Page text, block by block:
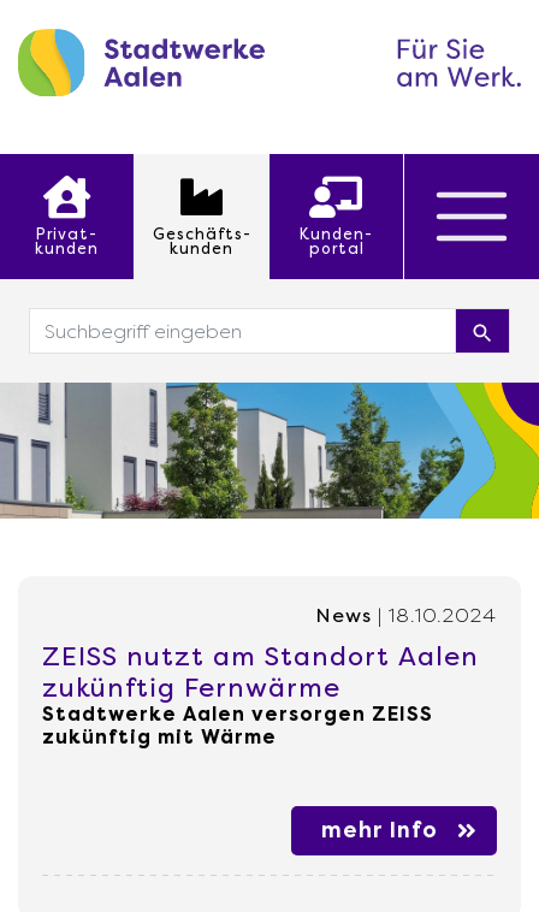
Privat
kunden
Geschäfts
kunden
Kunden
portal
News | 18.10.2024
ZEISS nutzt am Standort Aalen
zukünftig Fernwärme
Stadtwerke Aalen versorgen ZEISS
zukünftig mit Wärme
mehr Info